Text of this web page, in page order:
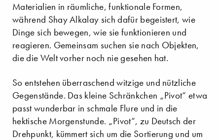
Materialien in räumliche, funktionale Formen,
während Shay Alkalay sich dafür begeistert, wie
Dinge sich bewegen, wie sie funktionieren und
reagieren. Gemeinsam suchen sie nach Objekten,
die die Welt vorher noch nie gesehen hat.
So entstehen überraschend witzige und nützliche
Gegenstände. Das kleine Schränkchen „Pivot“ etwa
passt wunderbar in schmale Flure und in die
hektische Morgenstunde. „Pivot“, zu Deutsch der
Drehpunkt, kümmert sich um die Sortierung und um